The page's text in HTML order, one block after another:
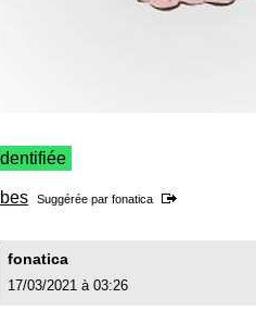
Suggérée par fonatica
fonatica
17/03/2021 à 03:26